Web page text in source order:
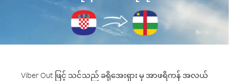
Viber Out ဖြင့် သင်သည် ခရိုအေးရှား မှ အာဖရိကန် အလယ်